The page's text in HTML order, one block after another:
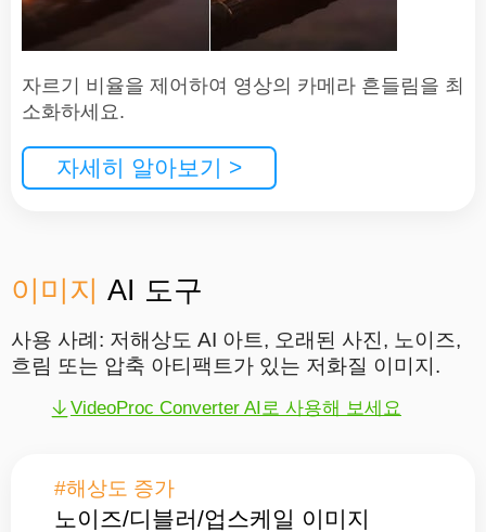
자르기 비율을 제어하여 영상의 카메라 흔들림을 최
소화하세요.
자세히 알아보기 >
이미지 AI 도구
사용 사례: 저해상도 AI 아트, 오래된 사진, 노이즈,
흐림 또는 압축 아티팩트가 있는 저화질 이미지.
VideoProc Converter AI로 사용해 보세요
#해상도 증가
노이즈/디블러/업스케일 이미지